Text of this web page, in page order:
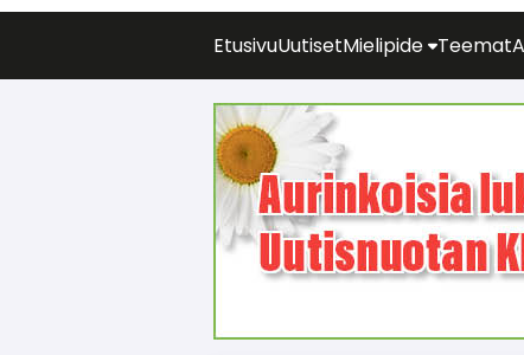
EtusivuUutisetMielipide Teemat